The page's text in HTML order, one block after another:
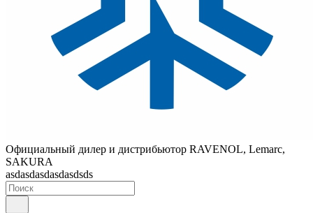
Официальный дилер и дистрибьютор RAVENOL, Lemarc,
SAKURA
asdasdasdasdasdsds